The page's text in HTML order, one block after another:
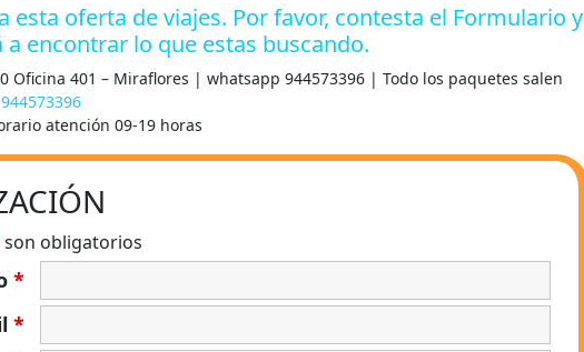
esta oferta de viajes. Por favor, contesta el Formulario y
encontrar lo que estas buscando.
Oficina 401 – Miraflores | whatsapp 944573396 | Todo los paquetes salen
944573396
atención 09-19 horas
son obligatorios
*
*